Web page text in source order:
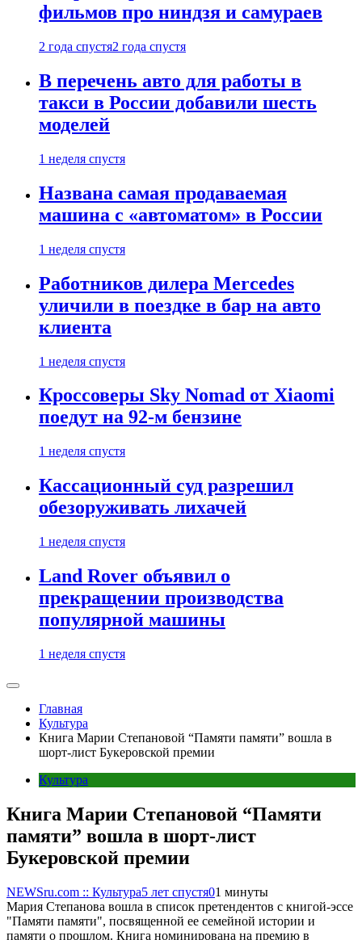
фильмов про ниндзя и самураев
2 года спустя2 года спустя
В перечень авто для работы в
такси в России добавили шесть
моделей
1 неделя спустя
Названа самая продаваемая
машина с «автоматом» в России
1 неделя спустя
Работников дилера Mercedes
уличили в поездке в бар на авто
клиента
1 неделя спустя
Кроссоверы Sky Nomad от Xiaomi
поедут на 92-м бензине
1 неделя спустя
Кассационный суд разрешил
обезоруживать лихачей
1 неделя спустя
Land Rover объявил о
прекращении производства
популярной машины
1 неделя спустя
Главная
Культура
Книга Марии Степановой “Памяти памяти” вошла в
шорт-лист Букеровской премии
Культура
Книга Марии Степановой “Памяти
памяти” вошла в шорт-лист
Букеровской премии
NEWSru.com :: Культура5 лет спустя01 минуты
Мария Степанова вошла в список претендентов с книгой-эссе
"Памяти памяти", посвященной ее семейной истории и
памяти о прошлом. Книга номинирована на премию в